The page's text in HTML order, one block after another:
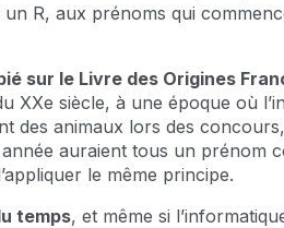
R, aux prénoms qui
sur le Livre des Origines
XXe siècle, à une époque où
des animaux lors des
auraient tous un prénom
le même principe.
temps, et même si